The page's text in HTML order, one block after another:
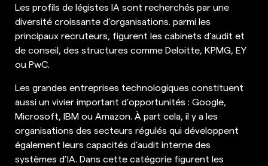
Les profils de légistes IA sont recherchés par une
diversité croissante d’organisations. parmi les
principaux recruteurs, figurent les cabinets d’audit et
de conseil, des structures comme Deloitte, KPMG, EY
ou PwC.
Les grandes entreprises technologiques constituent
aussi un vivier important d’opportunités : Google,
Microsoft, IBM ou Amazon. À part cela, il y a les
organisations des secteurs régulés qui développent
également leurs capacités d’audit interne des
systèmes d’IA. Dans cette catégorie figurent les